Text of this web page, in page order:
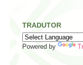
TRADUTOR
Powered by